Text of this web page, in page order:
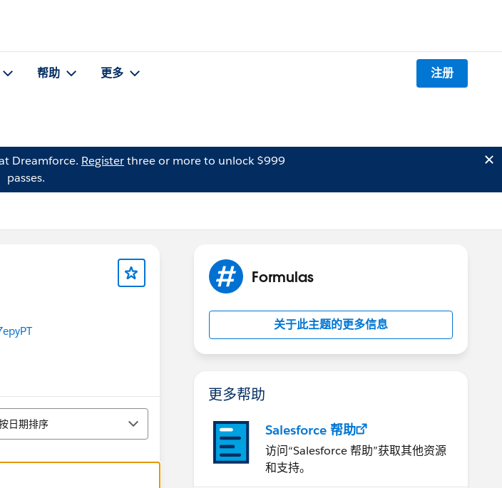
帮助 更多 注册
Dreamforce. Registerthree or more to unlock $999
passes.
序日期排序
Formulas
关于此主题的更多信息
更多帮助
Salesforce 帮助
访问“Salesforce 帮助”获取其他资源
和支持。